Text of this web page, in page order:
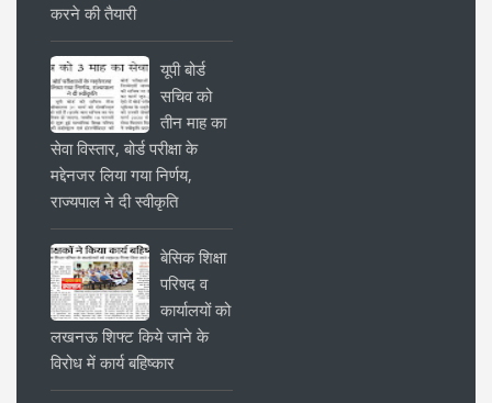
करने की तैयारी
यूपी बोर्ड
सचिव को
तीन माह का
सेवा विस्तार, बोर्ड परीक्षा के
मद्देनजर लिया गया निर्णय,
राज्यपाल ने दी स्वीकृति
बेसिक शिक्षा
परिषद व
कार्यालयों को
लखनऊ शिफ्ट किये जाने के
विरोध में कार्य बहिष्कार